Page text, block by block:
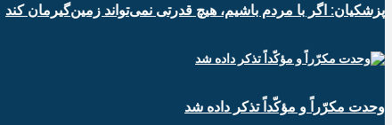
پزشکیان: اگر با مردم باشیم، هیچ قدرتی نمی‌تواند زمین‌گیرمان کند
وحدت مکرّراً و مؤکّداً تذکر داده شد